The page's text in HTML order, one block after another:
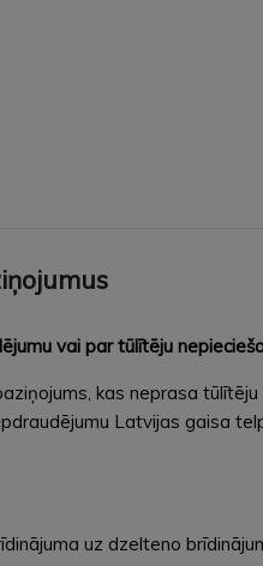
vai par tūlītēju
kas neprasa tūlītēju
Latvijas gaisa
uz dzelteno